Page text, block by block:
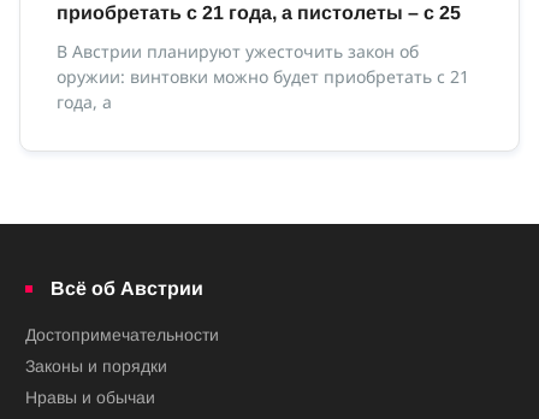
приобретать с 21 года, а пистолеты – с 25
В Австрии планируют ужесточить закон об
оружии: винтовки можно будет приобретать с 21
года, а
Всё об Австрии
Достопримечательности
Законы и порядки
Нравы и обычаи